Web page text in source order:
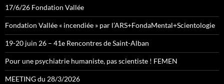
17/6/26 Fondation Vallée
Fondation Vallée « incendiée » par l’ARS+FondaMental+Scientologie
19-20 juin 26 – 41e Rencontres de Saint-Alban
Pour une psychiatrie humaniste, pas scientiste ! FEMEN
MEETING du 28/3/2026